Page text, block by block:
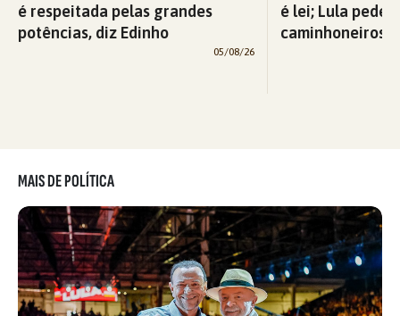
é respeitada pelas grandes
potências, diz Edinho
05/08/26
é lei; Lula pede
caminhoneiros
MAIS DE POLÍTICA